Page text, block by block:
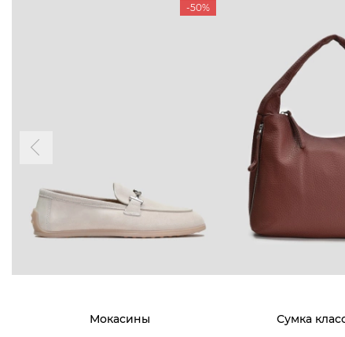
-50%
Мокасины Сумка
акциях и событиях
КОНТАКТЫ
Пн-Вс
0 (993)
0 (933)
0